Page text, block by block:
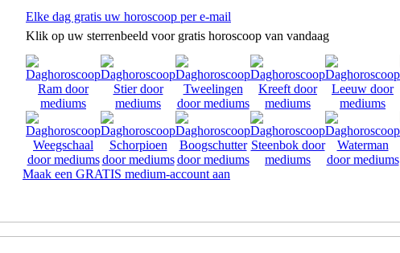
Elke dag gratis uw horoscoop per e-mail
Klik op uw sterrenbeeld voor gratis horoscoop van vandaag
Maak een GRATIS medium-account aan